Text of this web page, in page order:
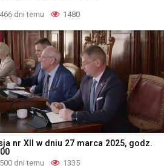
466 dni temu 1480
nr XII w dniu 27 marca 2025, godz.
500 dni temu 1335